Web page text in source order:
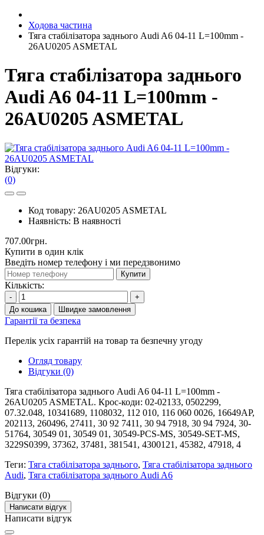
Ходова частина
Тяга стабілізатора заднього Audi A6 04-11 L=100mm -
26AU0205 ASMETAL
Тяга стабілізатора заднього
Audi A6 04-11 L=100mm -
26AU0205 ASMETAL
Відгуки:
(0)
Код товару: 26AU0205 ASMETAL
Наявність: В наявності
707.00грн.
Купити в один клік
Введіть номер телефону і ми передзвонимо
Купити
Кількість:
-
+
До кошика
Швидке замовлення
Гарантії та безпека
Перелік усіх гарантій на товар та безпечну угоду
Огляд товару
Відгуки (0)
Тяга стабілізатора заднього Audi A6 04-11 L=100mm -
26AU0205 ASMETAL. Крос-коди: 02-02133, 0502299,
07.32.048, 10341689, 1108032, 112 010, 116 060 0026, 16649AP,
202113, 260496, 27411, 30 92 7411, 30 94 7918, 30 94 7924, 30-
51764, 30549 01, 30549 01, 30549-PCS-MS, 30549-SET-MS,
3229S0399, 37362, 37481, 381541, 4300121, 45382, 47918, 4
Теги: Тяга стабілізатора заднього, Тяга стабілізатора заднього
Audi, Тяга стабілізатора заднього Audi A6
Відгуки (0)
Написати відгук
Написати відгук